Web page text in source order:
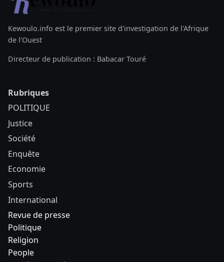
Kewoulo.info est le premier site d'investigation de l'Afrique
de l'Ouest
Directeur de publication : Babacar Touré
Rubriques
POLITIQUE
Justice
Société
Enquête
Economie
Sports
International
Revue de presse
Politique
Religion
People